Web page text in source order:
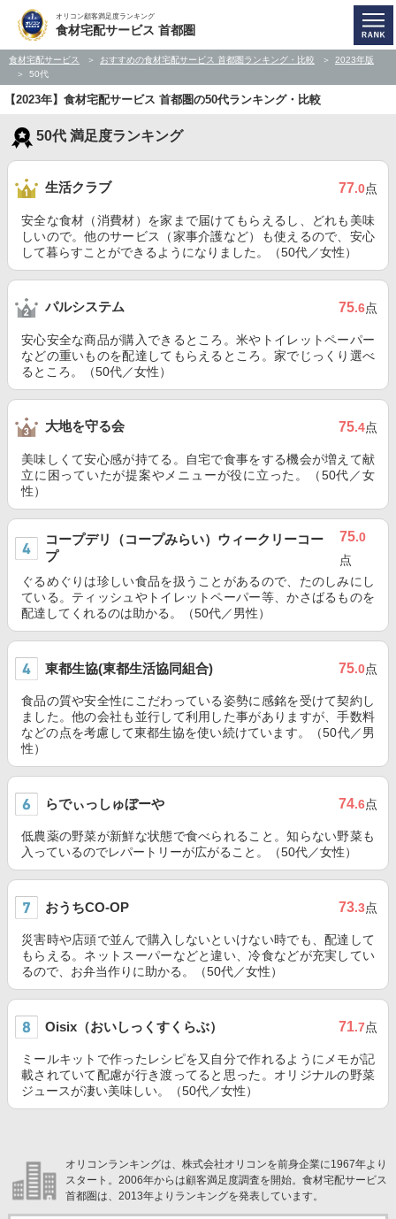
オリコン顧客満足度ランキング
食材宅配サービス 首都圏
食材宅配サービス おすすめの食材宅配サービス 首都圏ランキング・比較
2023年版
50代
【2023年】食材宅配サービス 首都圏の50代ランキング・比較
50代 満足度ランキング
生活クラブ 77.0点
安全な食材（消費材）を家まで届けてもらえるし、どれも美味
しいので。他のサービス（家事介護など）も使えるので、安心
して暮らすことができるようになりました。（50代／女性）
パルシステム 75.6点
安心安全な商品が購入できるところ。米やトイレットペーパー
などの重いものを配達してもらえるところ。家でじっくり選べ
るところ。（50代／女性）
大地を守る会 75.4点
美味しくて安心感が持てる。自宅で食事をする機会が増えて献
立に困っていたが提案やメニューが役に立った。（50代／女
性）
コープデリ（コープみらい）ウィークリーコー
プ
75.0
点
ぐるめぐりは珍しい食品を扱うことがあるので、たのしみにし
ている。ティッシュやトイレットペーパー等、かさばるものを
配達してくれるのは助かる。（50代／男性）
東都生協(東都生活協同組合) 75.0点
食品の質や安全性にこだわっている姿勢に感銘を受けて契約し
ました。他の会社も並行して利用した事がありますが、手数料
などの点を考慮して東都生協を使い続けています。（50代／男
性）
らでぃっしゅぼーや 74.6点
低農薬の野菜が新鮮な状態で食べられること。知らない野菜も
入っているのでレパートリーが広がること。（50代／女性）
おうちCO-OP 73.3点
災害時や店頭で並んで購入しないといけない時でも、配達して
もらえる。ネットスーパーなどと違い、冷食などが充実してい
るので、お弁当作りに助かる。（50代／女性）
Oisix（おいしっくすくらぶ） 71.7点
ミールキットで作ったレシピを又自分で作れるようにメモが記
載されていて配慮が行き渡ってると思った。オリジナルの野菜
ジュースが凄い美味しい。（50代／女性）
オリコンランキングは、株式会社オリコンを前身企業に1967年より
スタート。2006年からは顧客満足度調査を開始。食材宅配サービス
首都圏は、2013年よりランキングを発表しています。